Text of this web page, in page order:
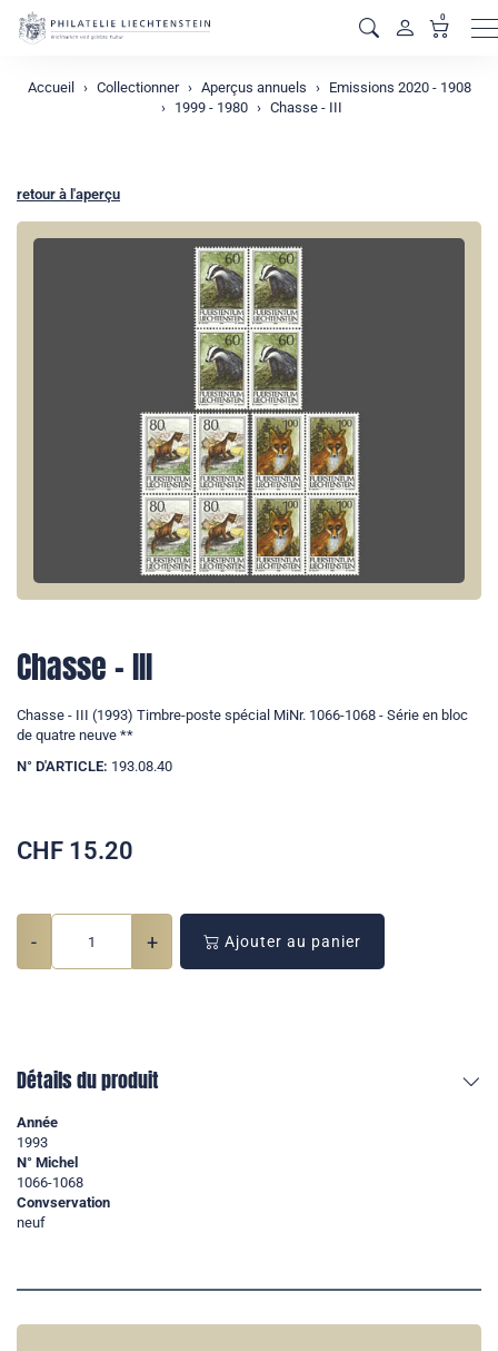
0
Accueil Collectionner Aperçus annuels
Emissions 2020 - 1908
1999 - 1980
Chasse - III
retour à l'aperçu
Chasse - III
Chasse - III (1993) Timbre-poste spécial MiNr. 1066-1068 - Série en bloc
de quatre neuve **
N° D'ARTICLE: 193.08.40
CHF 15.20
- + Ajouter au panier
Détails du produit
Année
1993
N° Michel
1066-1068
Convservation
neuf